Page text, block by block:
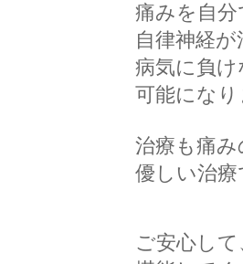
痛みを自
自律神経
病気に負
可能にな
治療も痛
優しい治
ご安心し